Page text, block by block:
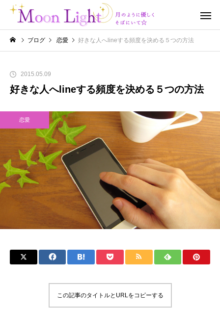
ブログ 恋愛 好きな人へlineする頻度を決める５つの方法
2015.05.09
好きな人へlineする頻度を決める５つの方法
恋愛
この記事のタイトルとURLをコピーする